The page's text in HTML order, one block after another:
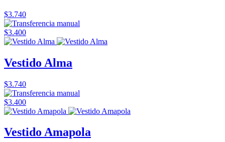
$3.740
$3.400
Vestido Alma
$3.740
$3.400
Vestido Amapola